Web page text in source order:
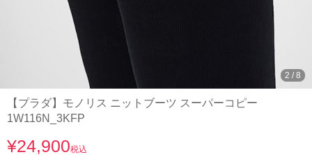
2 / 8
【プラダ】モノリス ニットブーツ スーパーコピー
1W116N_3KFP
¥24,900税込